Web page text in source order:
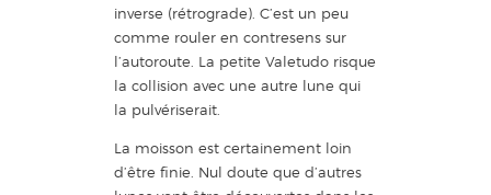
inverse (rétrograde). C’est un peu
comme rouler en contresens sur
l’autoroute. La petite Valetudo risque
la collision avec une autre lune qui
la pulvériserait.
La moisson est certainement loin
d’être finie. Nul doute que d’autres